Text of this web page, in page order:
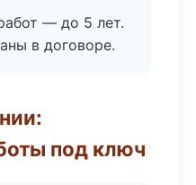
— до 5 лет.
в договоре.
под ключ